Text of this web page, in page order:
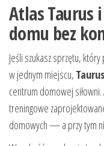
Atlas Taurus
domu bez
Jeśli szukasz sprzętu,
w jednym miejscu,
centrum domowej
treningowe
domowych — a przy tym